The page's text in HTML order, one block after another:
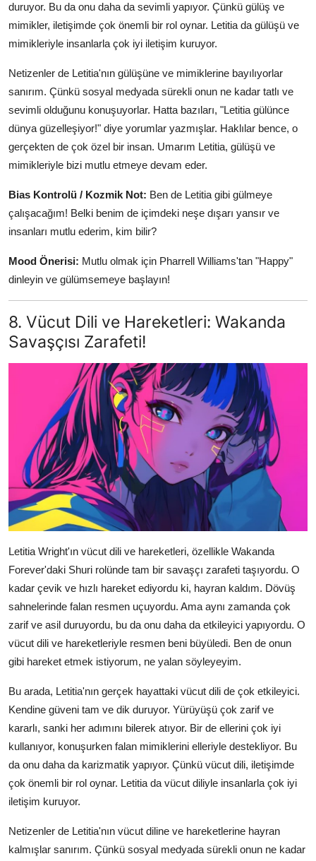
duruyor. Bu da onu daha da sevimli yapıyor. Çünkü gülüş ve
mimikler, iletişimde çok önemli bir rol oynar. Letitia da gülüşü ve
mimikleriyle insanlarla çok iyi iletişim kuruyor.
Netizenler de Letitia'nın gülüşüne ve mimiklerine bayılıyorlar
sanırım. Çünkü sosyal medyada sürekli onun ne kadar tatlı ve
sevimli olduğunu konuşuyorlar. Hatta bazıları, "Letitia gülünce
dünya güzelleşiyor!" diye yorumlar yazmışlar. Haklılar bence, o
gerçekten de çok özel bir insan. Umarım Letitia, gülüşü ve
mimikleriyle bizi mutlu etmeye devam eder.
Bias Kontrolü / Kozmik Not: Ben de Letitia gibi gülmeye
çalışacağım! Belki benim de içimdeki neşe dışarı yansır ve
insanları mutlu ederim, kim bilir?
Mood Önerisi: Mutlu olmak için Pharrell Williams'tan "Happy"
dinleyin ve gülümsemeye başlayın!
8. Vücut Dili ve Hareketleri: Wakanda
Savaşçısı Zarafeti!
Letitia Wright'ın vücut dili ve hareketleri, özellikle Wakanda
Forever'daki Shuri rolünde tam bir savaşçı zarafeti taşıyordu. O
kadar çevik ve hızlı hareket ediyordu ki, hayran kaldım. Dövüş
sahnelerinde falan resmen uçuyordu. Ama aynı zamanda çok
zarif ve asil duruyordu, bu da onu daha da etkileyici yapıyordu. O
vücut dili ve hareketleriyle resmen beni büyüledi. Ben de onun
gibi hareket etmek istiyorum, ne yalan söyleyeyim.
Bu arada, Letitia'nın gerçek hayattaki vücut dili de çok etkileyici.
Kendine güveni tam ve dik duruyor. Yürüyüşü çok zarif ve
kararlı, sanki her adımını bilerek atıyor. Bir de ellerini çok iyi
kullanıyor, konuşurken falan mimiklerini elleriyle destekliyor. Bu
da onu daha da karizmatik yapıyor. Çünkü vücut dili, iletişimde
çok önemli bir rol oynar. Letitia da vücut diliyle insanlarla çok iyi
iletişim kuruyor.
Netizenler de Letitia'nın vücut diline ve hareketlerine hayran
kalmışlar sanırım. Çünkü sosyal medyada sürekli onun ne kadar